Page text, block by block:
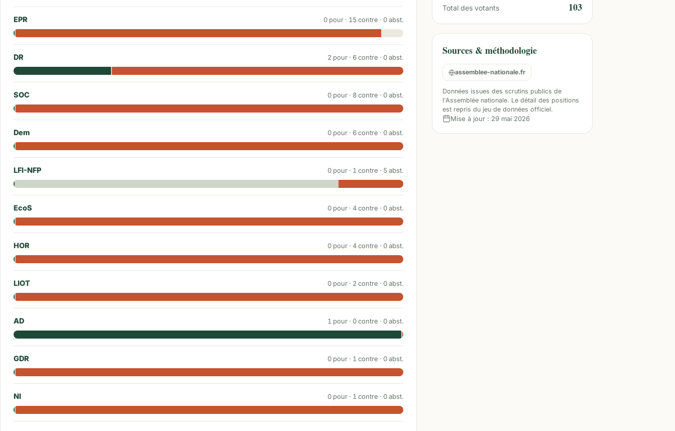
EPR 0 pour · 15contre · 0abst.
DR 2 pour · 6contre · 0abst.
SOC 0 pour · 8contre · 0abst.
Dem 0 pour · 6contre · 0abst.
LFI-NFP 0 pour · 1 contre · 5abst.
EcoS 0 pour · 4contre · 0abst.
HOR 0 pour · 4contre · 0abst.
LIOT 0 pour · 2 contre · 0abst.
AD 1 pour · 0contre · 0abst.
GDR 0 pour · 1 contre · 0abst.
NI 0 pour · 1 contre · 0abst.
Total des votants 103
Sources & méthodologie
assemblee-nationale.fr
Données issues des scrutins publics de
l'Assemblée nationale. Le détail des positions
est repris du jeu de données officiel.
Mise à jour : 29 mai 2026